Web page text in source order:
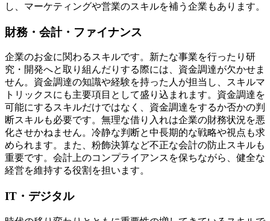
し、マーケティングや営業のスキルを補う企業もあります。
財務・会計・ファイナンス
企業のお金に関わるスキルです。新たな事業を行ったり研
究・開発へと取り組んだりする際には、資金調達が欠かせま
せん。資金調達の知識や経験を持った人が担当し、スキルマ
トリックスにも主要項目として盛り込まれます。資金調達を
可能にするスキルだけではなく、資金調達をするか否かの判
断スキルも必要です。無理な借り入れは企業の財務状況を悪
化させかねません。冷静な判断と中長期的な戦略や視点も求
められます。また、粉飾決算など不正な会計の防止スキルも
重要です。会計上のコンプライアンスを保ちながら、健全な
経営を維持する役割を担います。
IT・デジタル